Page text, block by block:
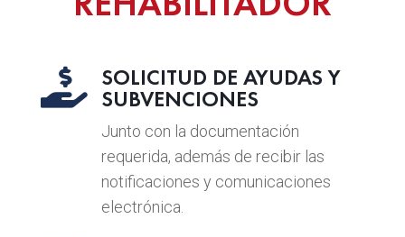
 SOLICITUD DE AYUDAS Y
SUBVENCIONES
Junto con la documentación
requerida, además de recibir las
notificaciones y comunicaciones
electrónica.